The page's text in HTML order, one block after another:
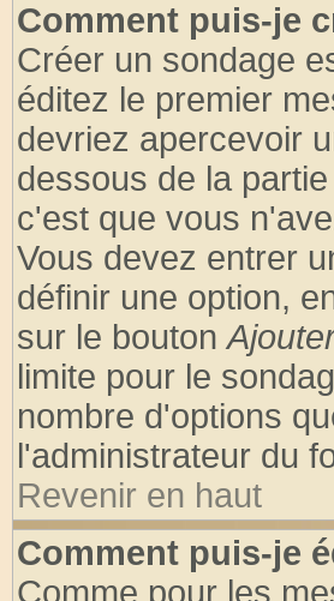
Comment puis-je
Créer un sondage
éditez le premier
devriez apercevoir
dessous de la partie
c'est que vous
Vous devez entrer
définir une option,
sur le bouton
limite pour le
nombre d'options
l'administrateur du
Revenir en haut
Comment puis-je
Comme pour les